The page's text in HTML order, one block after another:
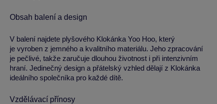
Obsah balení a design
V balení najdete plyšového Klokánka Yoo Hoo, který
je vyroben z jemného a kvalitního materiálu. Jeho zpracování
je pečlivé, takže zaručuje dlouhou životnost i při intenzivním
hraní. Jedinečný design a přátelský vzhled dělají z Klokánka
ideálního společníka pro každé dítě.
Vzdělávací přínosy